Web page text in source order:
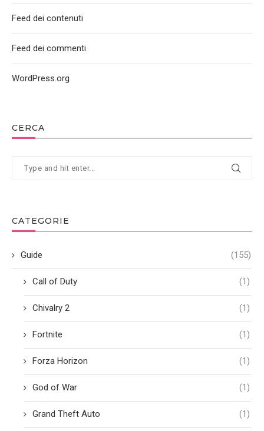
CERCA
CATEGORIE
Guide (155)
Call of Duty (1)
Chivalry 2 (1)
Fortnite (1)
Forza Horizon (1)
God of War (1)
Grand Theft Auto (1)
Feed dei contenuti
Feed dei commenti
WordPress.org